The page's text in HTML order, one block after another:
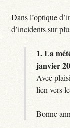
Dans l’optique
d’incidents sur
1.La
janvier
Avec
lien vers
Bonne